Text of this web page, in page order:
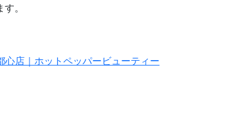
。
店｜ホットペッパービューティー